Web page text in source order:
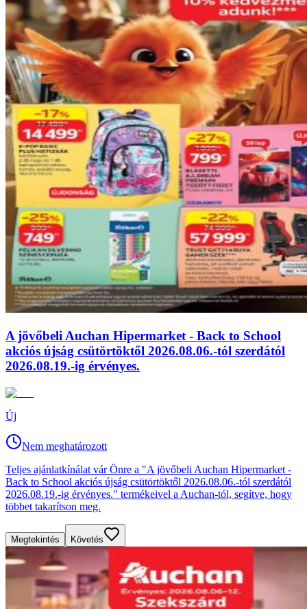
A jövőbeli Auchan Hipermarket - Back to School
akciós újság csütörtöktől 2026.08.06.-tól szerdától
2026.08.19.-ig érvényes.
Új
Nem meghatározott
Teljes ajánlatkínálat vár Önre a "A jövőbeli Auchan Hipermarket -
Back to School akciós újság csütörtöktől 2026.08.06.-tól szerdától
2026.08.19.-ig érvényes." termékeivel a Auchan-tól, segítve, hogy
többet takarítson meg.
Megtekintés Követés